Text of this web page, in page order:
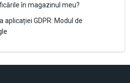
în magazinul meu?
GDPR: Modul de